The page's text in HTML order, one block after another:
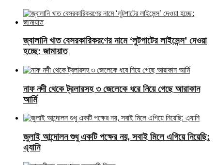
জ্বালানি খাত বেসরকারিকরণের নামে ‘লুটপাটের লাইসেন্স’ দেওয়া
হচ্ছে: জামায়াত
নাফ নদী থেকে ট্রলারসহ ৩ জেলেকে ধরে নিয়ে গেছে আরাকান
আর্মি
জুলাই আন্দোলন শুধু একটি পক্ষের নয়, সবাই মিলে এগিয়ে নিয়েছি:
এ্যানি